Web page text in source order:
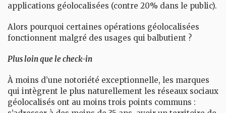
applications géolocalisées (contre 20% dans le public).
Alors pourquoi certaines opérations géolocalisées
fonctionnent malgré des usages qui balbutient ?
Plus loin que le check-in
À moins d’une notoriété exceptionnelle, les marques
qui intègrent le plus naturellement les réseaux sociaux
géolocalisés ont au moins trois points communs :